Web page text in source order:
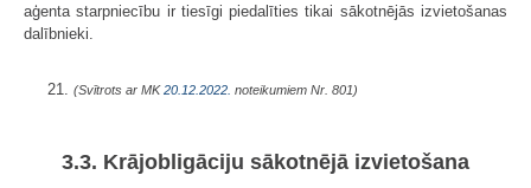
aģenta starpniecību ir tiesīgi piedalīties tikai sākotnējās izvietošanas
dalībnieki.
21. (Svītrots ar MK20.12.2022. noteikumiem Nr. 801)
3.3. Krājobligāciju sākotnējā izvietošana